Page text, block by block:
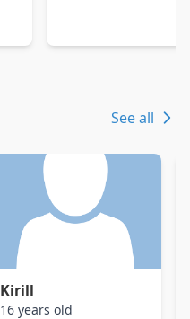
See all
Kirill
16 years old